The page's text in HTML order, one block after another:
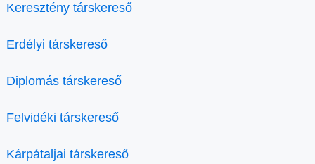
Keresztény társkereső
Erdélyi társkereső
Diplomás társkereső
Felvidéki társkereső
Kárpátaljai társkereső